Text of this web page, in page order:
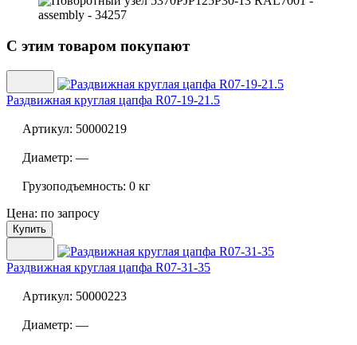
С этим товаром покупают
Раздвижная круглая цапфа R07-19-21.5
Артикул: 50000219
Диаметр: —
Грузоподъемность: 0 кг
Цена: по запросу
Купить
Раздвижная круглая цапфа R07-31-35
Артикул: 50000223
Диаметр: —